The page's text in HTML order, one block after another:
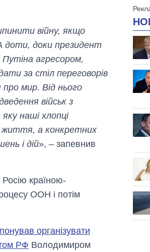
війну, якщо
доти, доки президент
Путіна агресором,
за стіл переговорів
про мир. Від нього
військ з
наші хлопці
життя, а конкретних
і дій», – запевнив
країною-
ООН і потім
організувати
РФ Володимиром